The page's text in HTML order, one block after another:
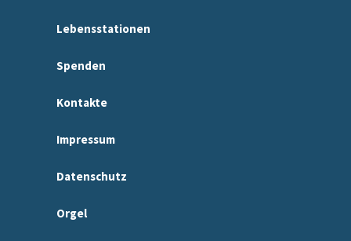
Lebensstationen
Spenden
Kontakte
Impressum
Datenschutz
Orgel